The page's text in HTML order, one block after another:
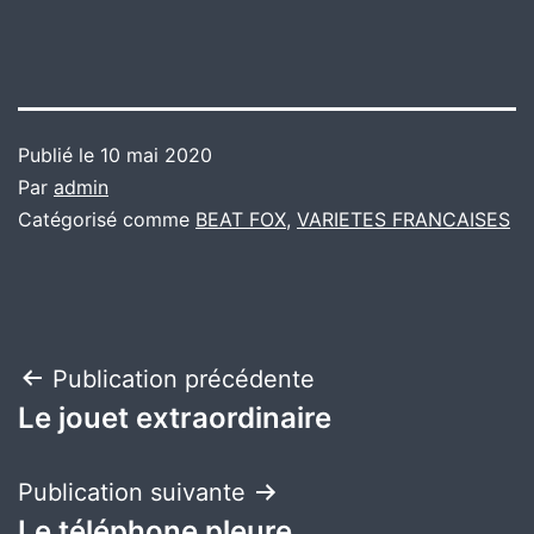
Publié le 10 mai 2020
Par admin
Catégorisé comme BEAT FOX, VARIETES FRANCAISES
Navigation
de
l’article
Publication précédente
Le jouet extraordinaire
Publication suivante